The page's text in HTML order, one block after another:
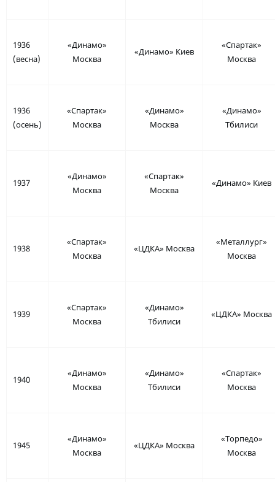
1936
(весна)
«Динамо»
Москва
«Динамо» Киев
«Спартак»
Москва
1936
(осень)
«Спартак»
Москва
«Динамо»
Москва
«Динамо»
Тбилиси
1937
«Динамо»
Москва
«Спартак»
Москва
«Динамо» Киев
1938
«Спартак»
Москва
«ЦДКА» Москва
«Металлург»
Москва
1939
«Спартак»
Москва
«Динамо»
Тбилиси
«ЦДКА» Москва
1940
«Динамо»
Москва
«Динамо»
Тбилиси
«Спартак»
Москва
1945
«Динамо»
Москва
«ЦДКА» Москва
«Торпедо»
Москва